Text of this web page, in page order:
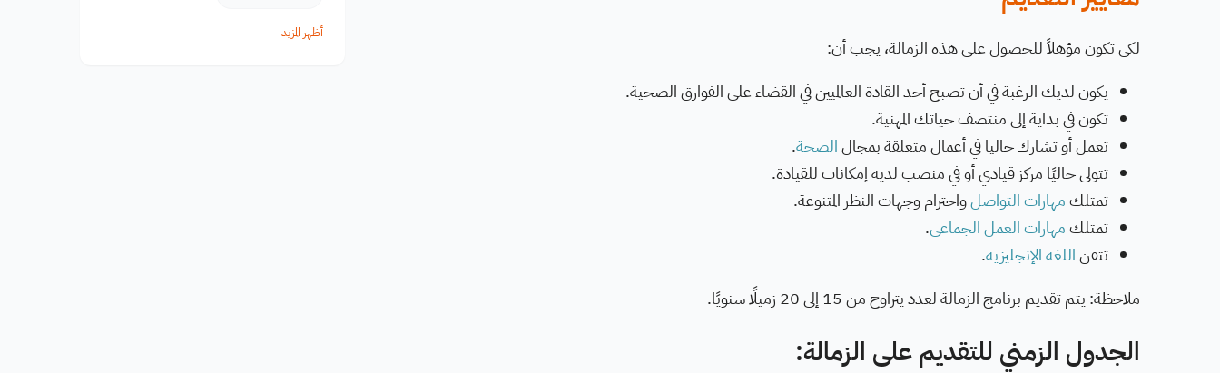
لكى تكون مؤهلاً للحصول على هذه الزمالة، يجب أن:
يكون لديك الرغبة في أن تصبح أحد القادة العالميين في القضاء على الفوارق الصحية.
تكون في بداية إلى منتصف حياتك المهنية.
تعمل أو تشارك حاليا في أعمال متعلقة بمجالالصحة.
تتولى حاليًا مركز قيادي أو في منصب لديه إمكانات للقيادة.
تمتلكمهارات التواصلواحترام وجهات النظر المتنوعة.
تمتلكمهارات العمل الجماعي.
تتقناللغة الإنجليزية.
ملاحظة: يتم تقديم برنامج الزمالة لعدد يتراوح من 15 إلى 20 زميلًا سنويًا.
الجدول الزمني للتقديم على الزمالة:
أظهر المزيد